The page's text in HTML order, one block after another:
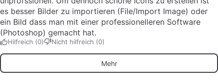
&amp;quot;Durchsichtigkeit&amp;quot; der Werkzeugleiste
&amp;gt; Transparenz per Maus auf die einzelnen Pixel
übertragen.
es besser Bilder zu importieren (File/Import Image) oder
ein Bild dass man mit einer professionelleren Software
(Photoshop) gemacht hat.
Hilfreich (0) Nicht hilfreich (0)
Mehr